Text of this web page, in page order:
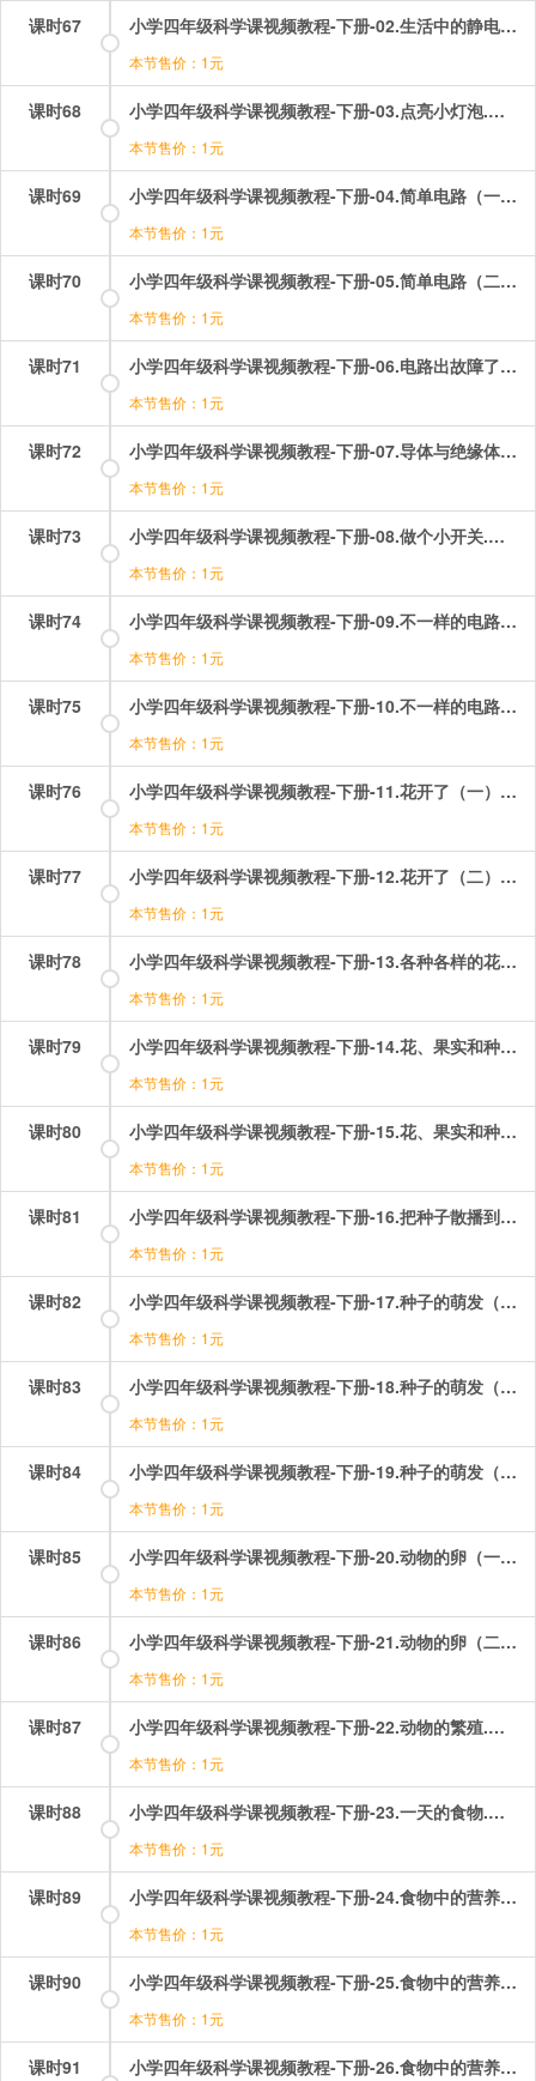
课时67 小学四年级科学课视频教程-下册-02.生活中的静电现象（二）——不一样的电荷.mp4
本节售价：1元
课时68 小学四年级科学课视频教程-下册-03.点亮小灯泡.mp4
本节售价：1元
课时69 小学四年级科学课视频教程-下册-04.简单电路（一）——带灯座的电路.mp4
本节售价：1元
课时70 小学四年级科学课视频教程-下册-05.简单电路（二）——让更多的灯泡亮起来.mp4
本节售价：1元
课时71 小学四年级科学课视频教程-下册-06.电路出故障了.mp4
本节售价：1元
课时72 小学四年级科学课视频教程-下册-07.导体与绝缘体.mp4
本节售价：1元
课时73 小学四年级科学课视频教程-下册-08.做个小开关.mp4
本节售价：1元
课时74 小学四年级科学课视频教程-下册-09.不一样的电路连接（一）——里面是怎样连接的.mp4
本节售价：1元
课时75 小学四年级科学课视频教程-下册-10.不一样的电路连接（二）——比较两种不同的电路连接.mp4
本节售价：1元
课时76 小学四年级科学课视频教程-下册-11.花开了（一）——观察一朵花.mp4
本节售价：1元
课时77 小学四年级科学课视频教程-下册-12.花开了（二）——观察一株植物上的花.mp4
本节售价：1元
课时78 小学四年级科学课视频教程-下册-13.各种各样的花.mp4
本节售价：1元
课时79 小学四年级科学课视频教程-下册-14.花、果实和种子（一）——雄蕊和雌蕊.mp4
本节售价：1元
课时80 小学四年级科学课视频教程-下册-15.花、果实和种子（二）——果实和种子.mp4
本节售价：1元
课时81 小学四年级科学课视频教程-下册-16.把种子散播到远处.mp4
本节售价：1元
课时82 小学四年级科学课视频教程-下册-17.种子的萌发（一）——浸泡种子.mp4
本节售价：1元
课时83 小学四年级科学课视频教程-下册-18.种子的萌发（二）——种子的内部构造.mp4
本节售价：1元
课时84 小学四年级科学课视频教程-下册-19.种子的萌发（三）——发芽的蚕豆.mp4
本节售价：1元
课时85 小学四年级科学课视频教程-下册-20.动物的卵（一）——鸡蛋.mp4
本节售价：1元
课时86 小学四年级科学课视频教程-下册-21.动物的卵（二）——青蛙卵的孵化.mp4
本节售价：1元
课时87 小学四年级科学课视频教程-下册-22.动物的繁殖.mp4
本节售价：1元
课时88 小学四年级科学课视频教程-下册-23.一天的食物.mp4
本节售价：1元
课时89 小学四年级科学课视频教程-下册-24.食物中的营养（一）——糖.mp4
本节售价：1元
课时90 小学四年级科学课视频教程-下册-25.食物中的营养（二）——油脂.mp4
本节售价：1元
课时91 小学四年级科学课视频教程-下册-26.食物中的营养（三）——蛋白质.mp4